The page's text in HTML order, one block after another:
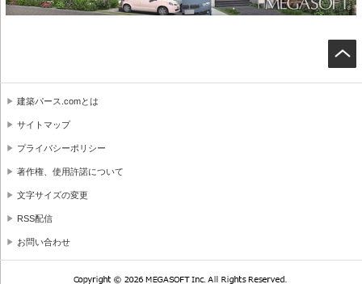
建築パース.comとは
サイトマップ
プライバシーポリシー
著作権、使用許諾について
文字サイズの変更
RSS配信
お問い合わせ